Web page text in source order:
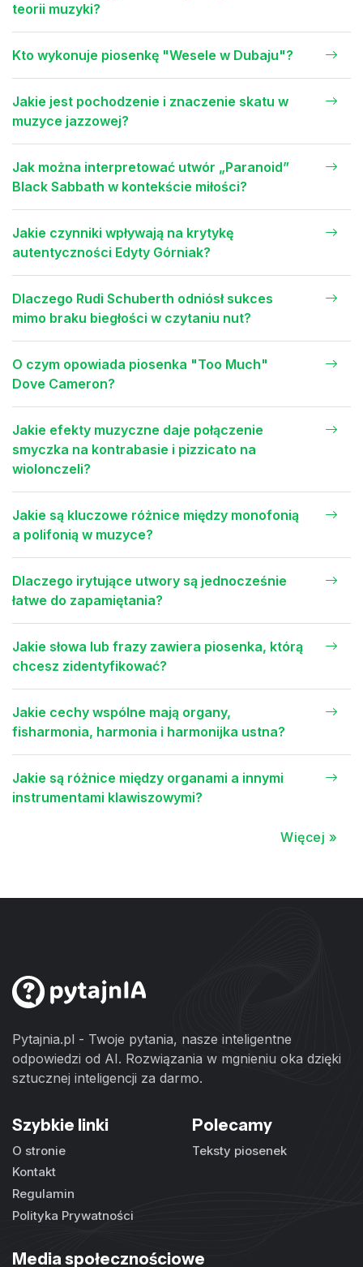
teorii muzyki?
Kto wykonuje piosenkę "Wesele w Dubaju"?
Jakie jest pochodzenie i znaczenie skatu w
muzyce jazzowej?
Jak można interpretować utwór „Paranoid”
Black Sabbath w kontekście miłości?
Jakie czynniki wpływają na krytykę
autentyczności Edyty Górniak?
Dlaczego Rudi Schuberth odniósł sukces
mimo braku biegłości w czytaniu nut?
O czym opowiada piosenka "Too Much"
Dove Cameron?
Jakie efekty muzyczne daje połączenie
smyczka na kontrabasie i pizzicato na
wiolonczeli?
Jakie są kluczowe różnice między monofonią
a polifonią w muzyce?
Dlaczego irytujące utwory są jednocześnie
łatwe do zapamiętania?
Jakie słowa lub frazy zawiera piosenka, którą
chcesz zidentyfikować?
Jakie cechy wspólne mają organy,
fisharmonia, harmonia i harmonijka ustna?
Jakie są różnice między organami a innymi
instrumentami klawiszowymi?
Więcej »
Pytajnia.pl - Twoje pytania, nasze inteligentne
odpowiedzi od AI. Rozwiązania w mgnieniu oka dzięki
sztucznej inteligencji za darmo.
Szybkie linki
O stronie
Kontakt
Regulamin
Polityka Prywatności
Polecamy
Teksty piosenek
Media społecznościowe